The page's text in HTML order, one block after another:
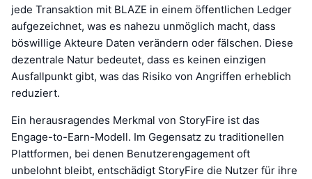
jede Transaktion mit BLAZE in einem öffentlichen Ledger
aufgezeichnet, was es nahezu unmöglich macht, dass
böswillige Akteure Daten verändern oder fälschen. Diese
dezentrale Natur bedeutet, dass es keinen einzigen
Ausfallpunkt gibt, was das Risiko von Angriffen erheblich
reduziert.
Ein herausragendes Merkmal von StoryFire ist das
Engage-to-Earn-Modell. Im Gegensatz zu traditionellen
Plattformen, bei denen Benutzerengagement oft
unbelohnt bleibt, entschädigt StoryFire die Nutzer für ihre